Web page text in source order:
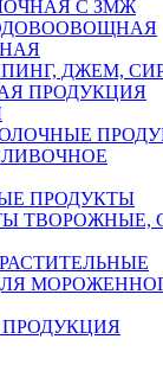
С ЗМЖ
ДЖЕМ,
ПРОДУКЦИЯ
ПРОДУКТЫ
ТВОРОЖНЫЕ,